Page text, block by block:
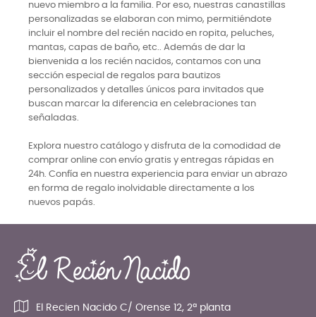
nuevo miembro a la familia. Por eso, nuestras canastillas
personalizadas se elaboran con mimo, permitiéndote
incluir el nombre del recién nacido en ropita, peluches,
mantas, capas de baño, etc.. Además de dar la
bienvenida a los recién nacidos, contamos con una
sección especial de regalos para bautizos
personalizados y detalles únicos para invitados que
buscan marcar la diferencia en celebraciones tan
señaladas.
Explora nuestro catálogo y disfruta de la comodidad de
comprar online con envío gratis y entregas rápidas en
24h. Confía en nuestra experiencia para enviar un abrazo
en forma de regalo inolvidable directamente a los
nuevos papás.
El Recien Nacido C/ Orense 12, 2ª planta